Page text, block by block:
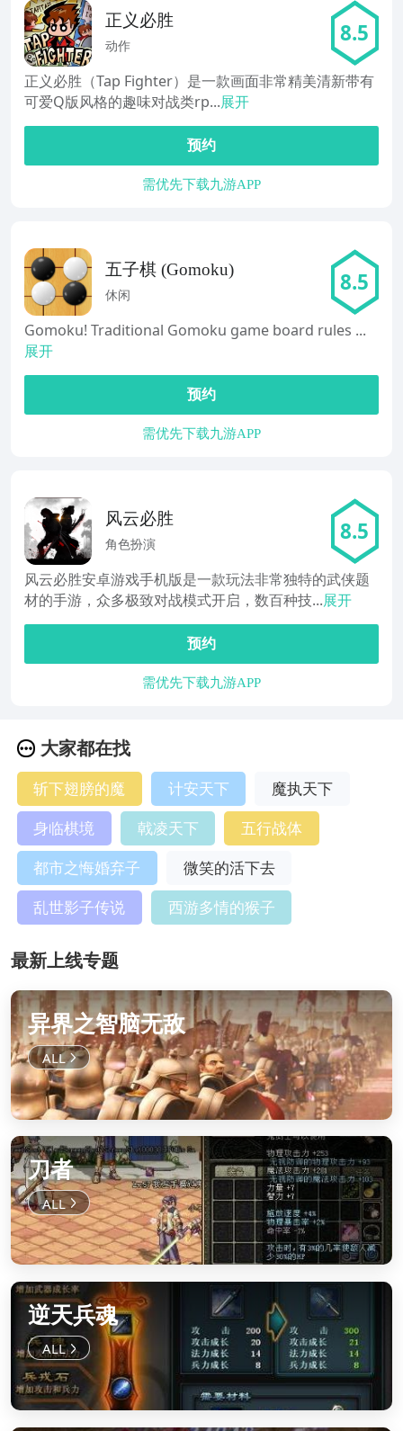
正义必胜
动作 8.5
正义必胜（Tap Fighter）是一款画面非常精美清新带有
可爱Q版风格的趣味对战类rp...展开
预约
需优先下载九游APP
五子棋 (Gomoku)
休闲 8.5
Gomoku! Traditional Gomoku game board rules ...
展开
预约
需优先下载九游APP
风云必胜
角色扮演 8.5
风云必胜安卓游戏手机版是一款玩法非常独特的武侠题
材的手游，众多极致对战模式开启，数百种技...展开
预约
需优先下载九游APP
大家都在找
斩下翅膀的魔 计安天下
魔执天下
身临棋境
戟凌天下
五行战体
都市之悔婚弃子
微笑的活下去
乱世影子传说
西游多情的猴子
最新上线专题
异界之智脑无敌
刀者
逆天兵魂